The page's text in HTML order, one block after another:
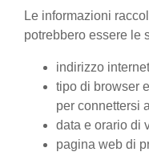
Le informazioni
potrebbero essere le
indirizzo
tipo di browser
per connettersi
data e orario di
pagina web di